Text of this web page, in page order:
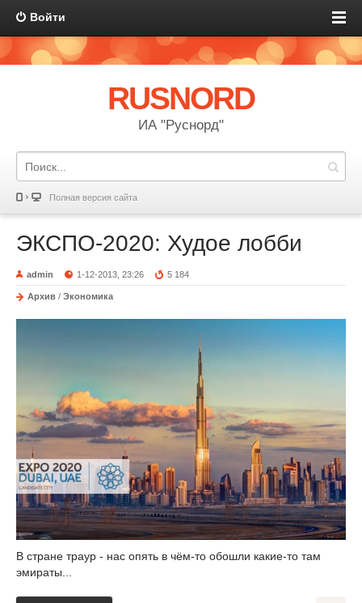
Войти
RUSNORD
ИА "Руснорд"
Полная версия сайта
ЭКСПО-2020: Худое лобби
admin 1-12-2013, 23:26 5 184
Архив / Экономика
В стране траур - нас опять в чём-то обошли какие-то там
эмираты...